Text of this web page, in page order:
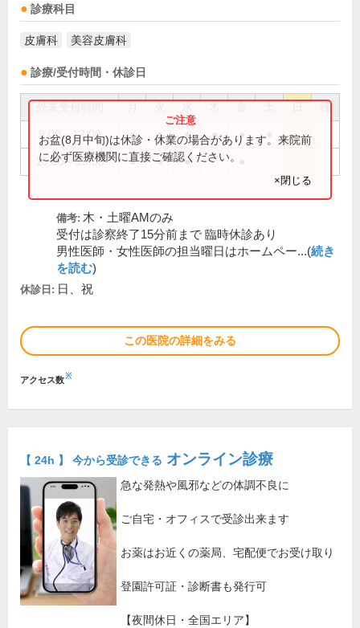
診療科目
皮膚科 美容皮膚科
診療/受付時間・休診日
祝
9:00～12:00 ● ● ● ● ●
16:00～19:00 ● ● ●
お盆(8月中旬)は休診・休業の場合があります。来院前
に必ず医療機関に直接ご確認ください。
×閉じる
備考: 木・土曜AMのみ
受付は診察終了15分前まで 臨時休診あり
男性医師・女性医師の担当曜日はホームペー...(続き
を読む)
休診日: 日、祝
この医院の詳細をみる
アクセス数※
【 24h 】 今から受診できる オンライン診療
急な発熱や風邪などの体調不良に
ご自宅・オフィスで受診出来ます
お薬はお近くの薬局、宅配便でお受け取り
登園許可証・診断書も発行可
【夜間休日・全国エリア】